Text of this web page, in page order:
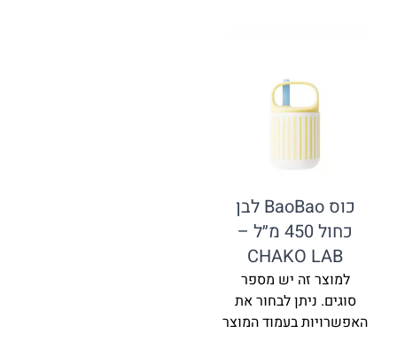
כוס BaoBao לבן
כחול 450 מ״ל –
CHAKO
זה יש מספר
לבחור את
בעמוד המוצר